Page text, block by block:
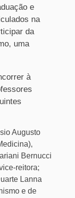
e
na
da
uma
à
Augusto
Bernucci
reitora;
Lanna
e de